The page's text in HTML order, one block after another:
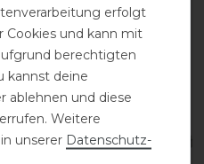
erfolgt
Cookies und kann mit
berechtigten
kannst deine
ablehnen und diese
Weitere
unserer Daten­schutz­